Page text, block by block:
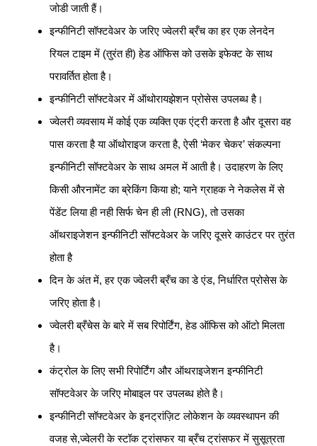
जोडी जाती हैं।
इन्फीनिटी सॉफ्टवेअर के जरिए ज्वेलरी ब्रँच का हर एक लेनदेन
रियल टाइम में (तुरंत ही) हेड ऑफिस को उसके इफेक्ट के साथ
परावर्तित होता है।
इन्फीनिटी सॉफ्टवेअर में ऑथोरायझेशन प्रोसेस उपलब्ध है।
ज्वेलरी व्यवसाय में कोई एक व्यक्ति एक एंट्री करता है और दूसरा वह
पास करता है या ऑथोराइज करता है, ऐसी ‘मेकर चेकर’ संकल्पना
इन्फीनिटी सॉफ्टवेअर के साथ अमल में आती है। उदाहरण के लिए
किसी औरनामेंट का ब्रेकिंग किया हो; याने ग्राहक ने नेकलेस में से
पेंडेंट लिया ही नही सिर्फ चेन ही ली (RNG), तो उसका
ऑथराइजेशन इन्फीनिटी सॉफ्टवेअर के जरिए दूसरे काउंटर पर तुरंत
होता है
दिन के अंत में, हर एक ज्वेलरी ब्रँच का डे एंड, निर्धारित प्रोसेस के
जरिए होता है।
ज्वेलरी ब्रँचेस के बारे में सब रिपोर्टिंग, हेड ऑफिस को ऑटो मिलता
है।
कंट्रोल के लिए सभी रिपोर्टिंग और ऑथराइजेशन इन्फीनिटी
सॉफ्टवेअर के जरिए मोबाइल पर उपलब्ध होते है।
इन्फीनिटी सॉफ्टवेअर के इनट्रांज़िट लोकेशन के व्यवस्थापन की
वजह से,ज्वेलरी के स्टॉक ट्रांसफर या ब्रँच ट्रांसफर में सुसूत्रता